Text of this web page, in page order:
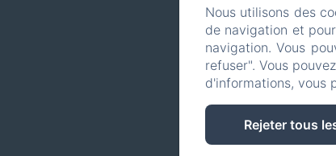
Nous utilisons des
de navigation et
navigation. Vous
refuser". Vous
d'informations, vous
Rejeter tous